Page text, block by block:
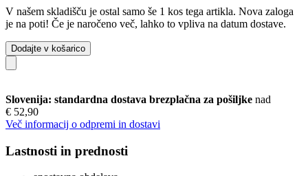
V našem skladišču je ostal samo še 1 kos tega artikla. Nova zaloga
je na poti! Če je naročeno več, lahko to vpliva na datum dostave.
Dodajte v košarico
Slovenija: standardna dostava brezplačna za pošiljke nad
€ 52,90
Več informacij o odpremi in dostavi
Lastnosti in prednosti